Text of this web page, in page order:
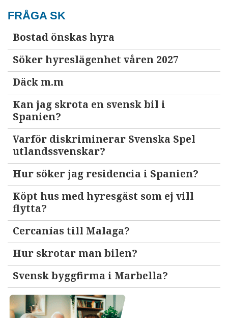
FRÅGA SK
Bostad önskas hyra
Söker hyreslägenhet våren 2027
Däck m.m
Kan jag skrota en svensk bil i
Spanien?
Varför diskriminerar Svenska Spel
utlandssvenskar?
Hur söker jag residencia i Spanien?
Köpt hus med hyresgäst som ej vill
flytta?
Cercanías till Malaga?
Hur skrotar man bilen?
Svensk byggfirma i Marbella?